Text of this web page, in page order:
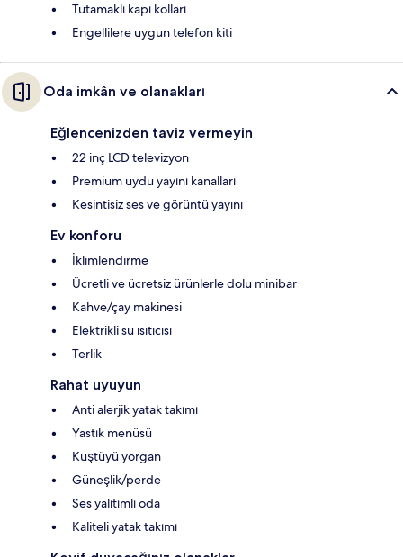
Tutamaklı kapı kolları
Engellilere uygun telefon kiti
Oda imkân ve olanakları
Eğlencenizden taviz vermeyin
22 inç LCD televizyon
Premium uydu yayını kanalları
Kesintisiz ses ve görüntü yayını
Ev konforu
İklimlendirme
Ücretli ve ücretsiz ürünlerle dolu minibar
Kahve/çay makinesi
Elektrikli su ısıtıcısı
Terlik
Rahat uyuyun
Anti alerjik yatak takımı
Yastık menüsü
Kuştüyü yorgan
Güneşlik/perde
Ses yalıtımlı oda
Kaliteli yatak takımı